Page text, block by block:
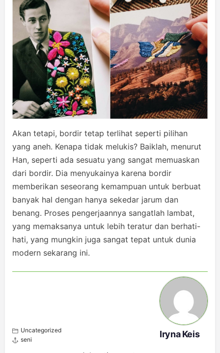
Akan tetapi, bordir tetap terlihat seperti pilihan
yang aneh. Kenapa tidak melukis? Baiklah, menurut
Han, seperti ada sesuatu yang sangat memuaskan
dari bordir. Dia menyukainya karena bordir
memberikan seseorang kemampuan untuk berbuat
banyak hal dengan hanya sekedar jarum dan
benang. Proses pengerjaannya sangatlah lambat,
yang memaksanya untuk lebih teratur dan berhati-
hati, yang mungkin juga sangat tepat untuk dunia
modern sekarang ini.
Uncategorized
seni
Iryna Keis